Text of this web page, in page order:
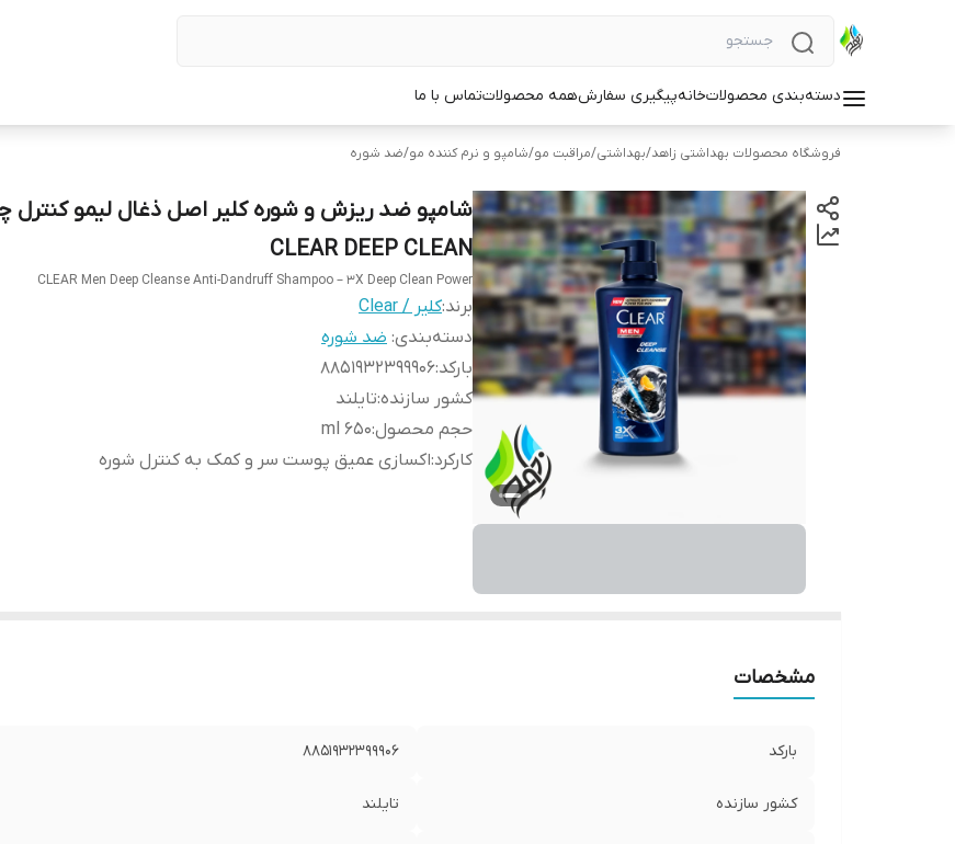
دسته‌بندی محصولاتخانهپیگیری سفارشهمه محصولاتتماس با ما
فروشگاه محصولات بهداشتی زاهد/بهداشتی/مراقبت مو/شامپو و نرم کننده مو/ضد شوره
شامپو ضد ریزش و شوره کلیر اصل ذغال لیمو کنترل
CLEAR DEEP CLEAN
CLEAR Men Deep Cleanse Anti-Dandruff Shampoo – 3X Deep Clean Power
برند:کلیر / Clear
دسته‌بندی: ضد شوره
بارکد:
8851932399906
کشور سازنده:تایلند
حجم محصول:
650 ml
کارکرد:اکسازی عمیق پوست سر و کمک به کنترل شوره
مشخصات
بارکد 8851932399906
کشور سازنده تایلند